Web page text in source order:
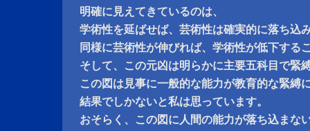
明確に見えてきているのは、
学術性を延ばせば、芸術性は確実的に落ち込
同様に芸術性が伸びれば、学術性が低下する
そして、この元凶は明らかに主要五科目で緊
この図は見事に一般的な能力が教育的な緊縛
結果でしかないと私は思っています。
おそらく、この図に人間の能力が落ち込まな